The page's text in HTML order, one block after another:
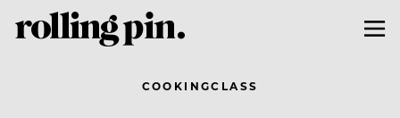
COOKINGCLASS